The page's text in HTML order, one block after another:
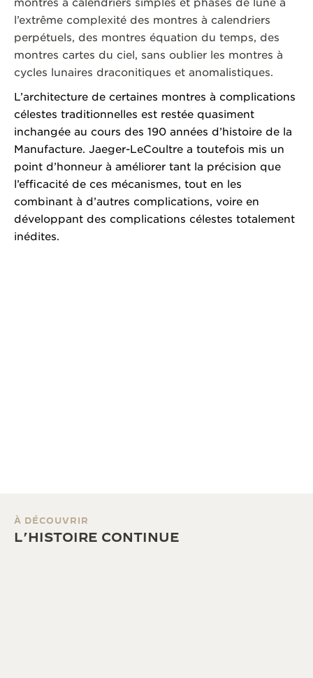
montres à calendriers simples et phases de lune à
l’extrême complexité des montres à calendriers
perpétuels, des montres équation du temps, des
montres cartes du ciel, sans oublier les montres à
cycles lunaires draconitiques et anomalistiques.
L’architecture de certaines montres à complications
célestes traditionnelles est restée quasiment
inchangée au cours des 190 années d’histoire de la
Manufacture. Jaeger-LeCoultre a toutefois mis un
point d’honneur à améliorer tant la précision que
l’efficacité de ces mécanismes, tout en les
combinant à d’autres complications, voire en
développant des complications célestes totalement
inédites.
À DÉCOUVRIR
L’HISTOIRE CONTINUE